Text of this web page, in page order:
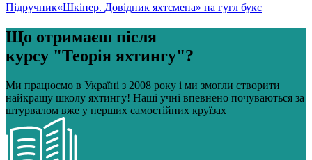
Підручник«Шкіпер. Довідник яхтсмена» на гугл букс
Що отримаєш після
курсу "Теорія яхтингу"?
Ми працюємо в Україні з 2008 року і ми змогли створити
найкращу школу яхтингу! Наші учні впевнено почуваються за
штурвалом вже у перших самостійних круїзах